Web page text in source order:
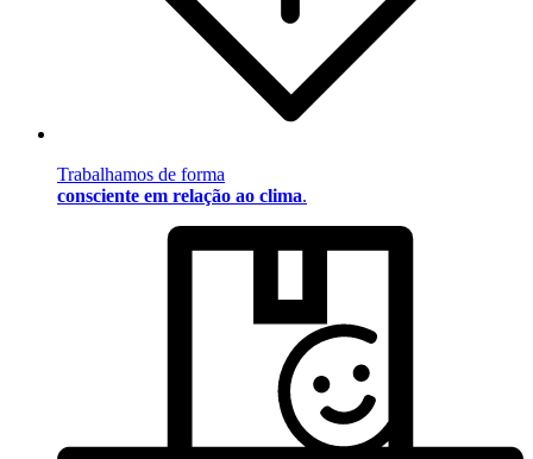
Trabalhamos de forma
consciente em relação ao clima.